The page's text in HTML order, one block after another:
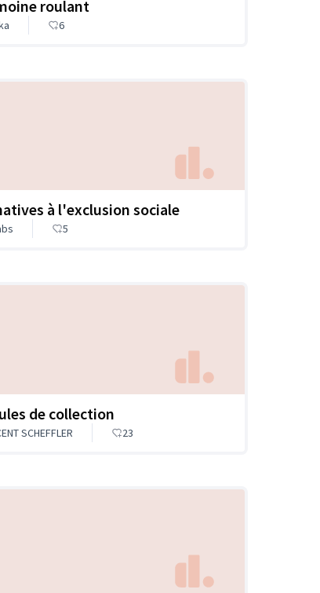
roulant
6
à l'exclusion sociale
5
de collection
SCHEFFLER 23